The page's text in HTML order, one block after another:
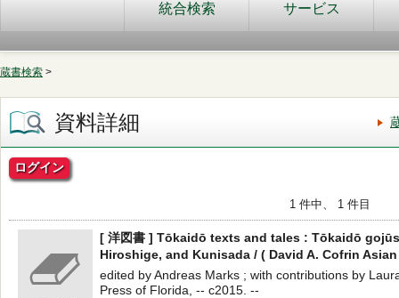
統合検索
サービス
蔵書検索 >
資料詳細
ログイン
1 件中、 1 件目
[ 洋図書 ] Tōkaidō texts and tales : Tōkaidō
Hiroshige, and Kunisada / ( David A. Cofrin
edited by Andreas Marks ; with contributions by
Press of Florida, -- c2015. --